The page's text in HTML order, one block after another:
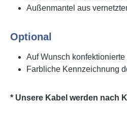
Außenmantel aus
Optional
Auf Wunsch konfektionierte
Farbliche Kennzeichnung
* Unsere Kabel werden nach